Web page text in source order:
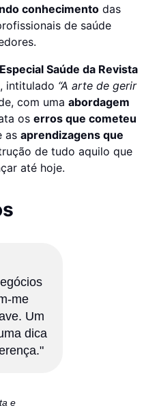
conhecimento das
de saúde
Saúde da Revista
intitulado “A arte de gerir
com uma abordagem
os erros que cometeu
as aprendizagens que
de tudo aquilo que
até hoje.
me
Um
dica
e